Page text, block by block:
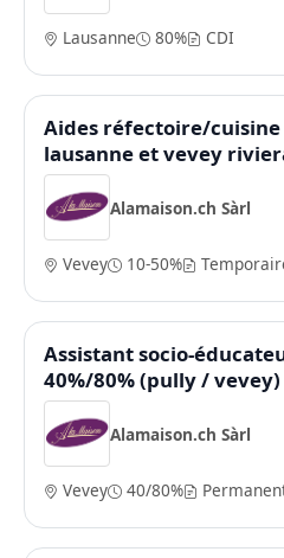
Lausanne 80% CDI
Aides réfectoire/cuisine
lausanne et vevey
Alamaison.ch Sàrl
Vevey 10-50%
Assistant socio-
40%/80% (pully / vevey)
Alamaison.ch Sàrl
Vevey 40/80%